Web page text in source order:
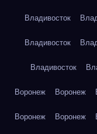
Владивосток
Владивосток
Владивосток
Воронеж Воронеж
Воронеж Воронеж